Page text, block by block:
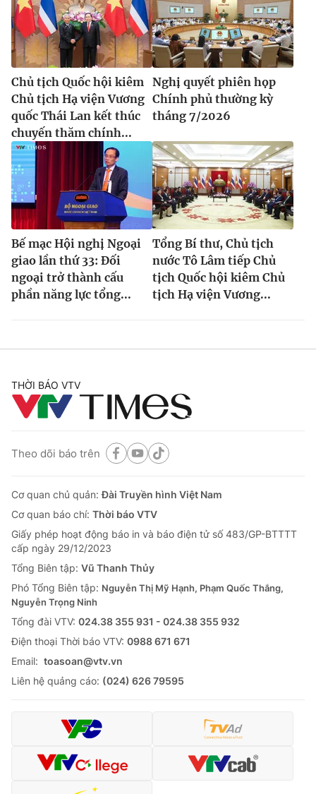
Chủ tịch Quốc hội kiêm
Chủ tịch Hạ viện Vương
quốc Thái Lan kết thúc
chuyến thăm chính...
Nghị quyết phiên họp
Chính phủ thường kỳ
tháng 7/2026
Bế mạc Hội nghị Ngoại
giao lần thứ 33: Đối
ngoại trở thành cấu
phần năng lực tổng...
Tổng Bí thư, Chủ tịch
nước Tô Lâm tiếp Chủ
tịch Quốc hội kiêm Chủ
tịch Hạ viện Vương...
THỜI BÁO VTV
Theo dõi báo trên
Cơ quan chủ quản:Đài Truyền hình Việt Nam
Cơ quan báo chí: Thời báo VTV
Giấy phép hoạt động báo in và báo điện tử số 483/GP-BTTTT
cấp ngày 29/12/2023
Tổng Biên tập: Vũ Thanh Thủy
Phó Tổng Biên tập: Nguyễn Thị Mỹ Hạnh, Phạm Quốc Thắng,
Nguyễn Trọng Ninh
Tổng đài VTV: 024.38 355 931 - 024.38 355 932
Ðiện thoại Thời báo VTV: 0988 671 671
Email: toasoan@vtv.vn
Liên hệ quảng cáo: (024) 626 79595